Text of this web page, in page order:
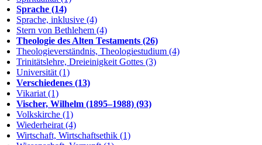
Sprache (14)
Sprache, inklusive (4)
Stern von Bethlehem (4)
Theologie des Alten Testaments (26)
Theologieverständnis, Theologiestudium (4)
Trinitätslehre, Dreieinigkeit Gottes (3)
Universität (1)
Verschiedenes (13)
Vikariat (1)
Vischer, Wilhelm (1895–1988) (93)
Volkskirche (1)
Wiederheirat (4)
Wirtschaft, Wirtschaftsethik (1)